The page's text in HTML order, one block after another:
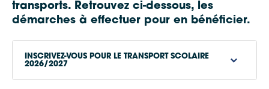
transports. Retrouvez ci-dessous, les
démarches à effectuer pour en bénéficier.
INSCRIVEZ-VOUS POUR LE TRANSPORT SCOLAIRE
2026/2027